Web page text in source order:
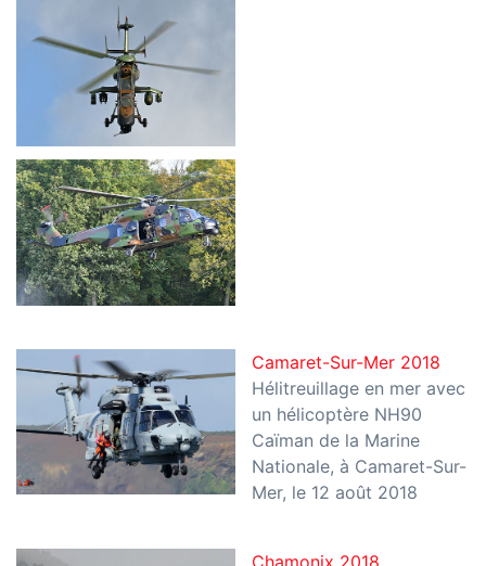
Camaret-Sur-Mer 2018
Hélitreuillage en mer avec
un hélicoptère NH90
Caïman de la Marine
Nationale, à Camaret-Sur-
Mer, le 12 août 2018
Chamonix 2018